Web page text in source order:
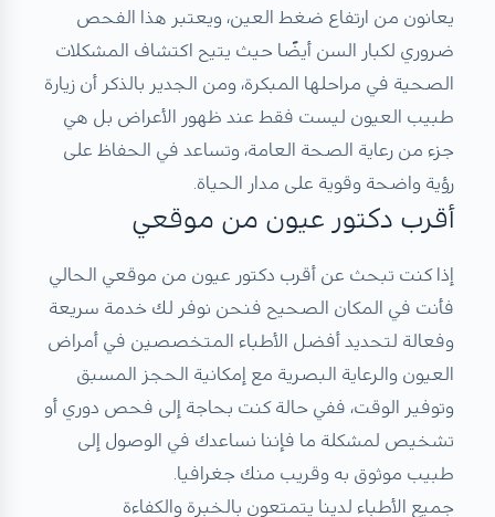
يعانون من ارتفاع ضغط العين، ويعتبر هذا الفحص
ضروري لكبار السن أيضًا حيث يتيح اكتشاف المشكلات
الصحية في مراحلها المبكرة، ومن الجدير بالذكر أن زيارة
طبيب العيون ليست فقط عند ظهور الأعراض بل هي
جزء من رعاية الصحة العامة، وتساعد في الحفاظ على
رؤية واضحة وقوية على مدار الحياة.
أقرب دكتور عيون من موقعي
إذا كنت تبحث عن أقرب دكتور عيون من موقعي الحالي
فأنت في المكان الصحيح فنحن نوفر لك خدمة سريعة
وفعالة لتحديد أفضل الأطباء المتخصصين في أمراض
العيون والرعاية البصرية مع إمكانية الحجز المسبق
وتوفير الوقت، ففي حالة كنت بحاجة إلى فحص دوري أو
تشخيص لمشكلة ما فإننا نساعدك في الوصول إلى
طبيب موثوق به وقريب منك جغرافيا.
جميع الأطباء لدينا يتمتعون بالخبرة والكفاءة